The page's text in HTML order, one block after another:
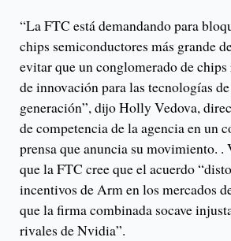
“La FTC está demandando para
chips semiconductores más grande
evitar que un conglomerado de
de innovación para las tecnologías
generación”, dijo Holly Vedova,
de competencia de la agencia en un
prensa que anuncia su movimiento. .
que la FTC cree que el acuerdo
incentivos de Arm en los mercados
que la firma combinada socave
rivales de Nvidia”.